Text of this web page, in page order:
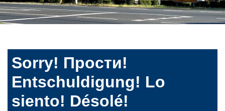
Sorry! Прости!
Entschuldigung! Lo
siento! Désolé!